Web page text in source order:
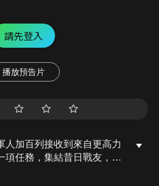
請先登入
播放預告片
人加百列接收到來自更高力
項任務，集結昔日戰友，預